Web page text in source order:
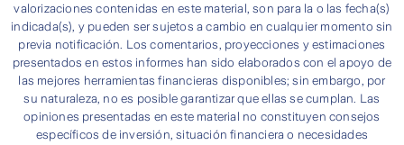
valorizaciones contenidas en este material, son para la o las fecha(s)
indicada(s), y pueden ser sujetos a cambio en cualquier momento sin
previa notificación. Los comentarios, proyecciones y estimaciones
presentados en estos informes han sido elaborados con el apoyo de
las mejores herramientas financieras disponibles; sin embargo, por
su naturaleza, no es posible garantizar que ellas se cumplan. Las
opiniones presentadas en este material no constituyen consejos
específicos de inversión, situación financiera o necesidades